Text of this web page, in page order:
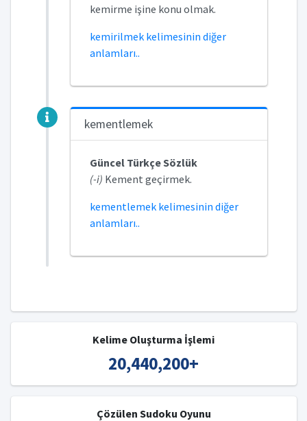
kemirme işine konu olmak.
kemirilmek kelimesinin diğer
anlamları..
kementlemek
Güncel Türkçe Sözlük
(-i) Kement geçirmek.
kementlemek kelimesinin diğer
anlamları..
Kelime Oluşturma İşlemi
20,440,200+
Çözülen Sudoku Oyunu